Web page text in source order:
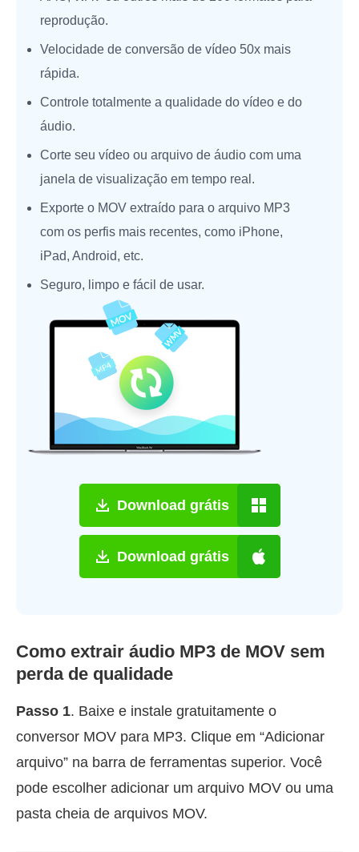
reprodução.
Velocidade de conversão de vídeo 50x mais
rápida.
Controle totalmente a qualidade do vídeo e do
áudio.
Corte seu vídeo ou arquivo de áudio com uma
janela de visualização em tempo real.
Exporte o MOV extraído para o arquivo MP3
com os perfis mais recentes, como iPhone,
iPad, Android, etc.
Seguro, limpo e fácil de usar.
Download grátis
Download grátis
Como extrair áudio MP3 de MOV sem
perda de qualidade
Passo 1. Baixe e instale gratuitamente o
conversor MOV para MP3. Clique em “Adicionar
arquivo” na barra de ferramentas superior. Você
pode escolher adicionar um arquivo MOV ou uma
pasta cheia de arquivos MOV.